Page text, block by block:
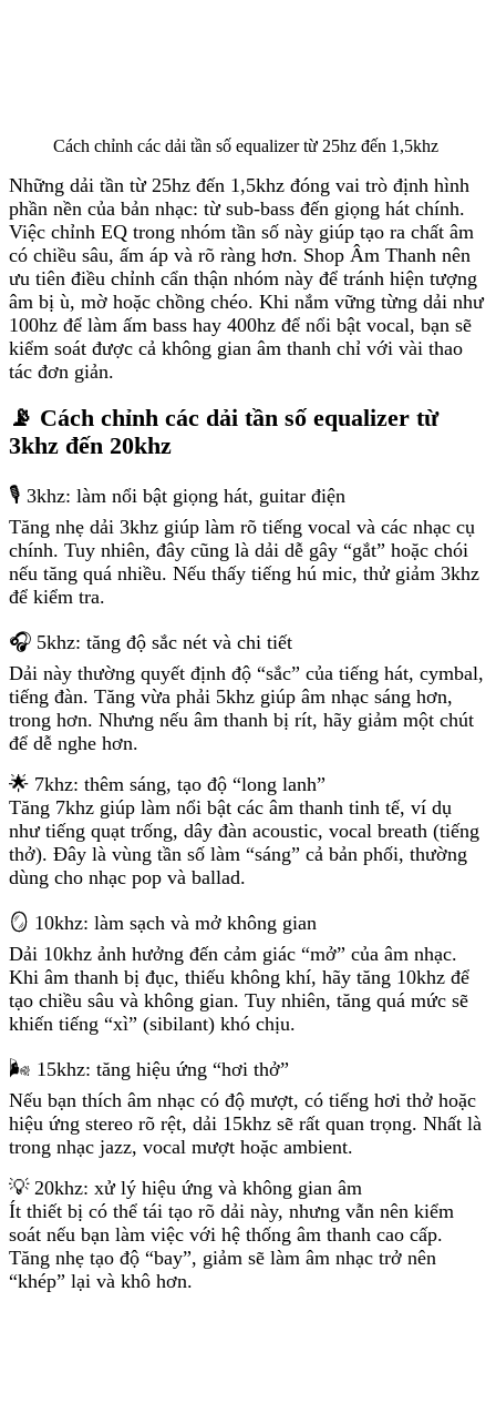
Cách chỉnh các dải tần số equalizer từ 25hz đến 1,5khz
Những dải tần từ 25hz đến 1,5khz đóng vai trò định hình
phần nền của bản nhạc: từ sub-bass đến giọng hát chính.
Việc chỉnh EQ trong nhóm tần số này giúp tạo ra chất âm
có chiều sâu, ấm áp và rõ ràng hơn. Shop Âm Thanh nên
ưu tiên điều chỉnh cẩn thận nhóm này để tránh hiện tượng
âm bị ù, mờ hoặc chồng chéo. Khi nắm vững từng dải như
100hz để làm ấm bass hay 400hz để nổi bật vocal, bạn sẽ
kiểm soát được cả không gian âm thanh chỉ với vài thao
tác đơn giản.
📡 Cách chỉnh các dải tần số equalizer từ
3khz đến 20khz
🎙️ 3khz: làm nổi bật giọng hát, guitar điện
Tăng nhẹ dải 3khz giúp làm rõ tiếng vocal và các nhạc cụ
chính. Tuy nhiên, đây cũng là dải dễ gây “gắt” hoặc chói
nếu tăng quá nhiều. Nếu thấy tiếng hú mic, thử giảm 3khz
để kiểm tra.
🎧 5khz: tăng độ sắc nét và chi tiết
Dải này thường quyết định độ “sắc” của tiếng hát, cymbal,
tiếng đàn. Tăng vừa phải 5khz giúp âm nhạc sáng hơn,
trong hơn. Nhưng nếu âm thanh bị rít, hãy giảm một chút
để dễ nghe hơn.
🌟 7khz: thêm sáng, tạo độ “long lanh”
Tăng 7khz giúp làm nổi bật các âm thanh tinh tế, ví dụ
như tiếng quạt trống, dây đàn acoustic, vocal breath (tiếng
thở). Đây là vùng tần số làm “sáng” cả bản phối, thường
dùng cho nhạc pop và ballad.
🪞 10khz: làm sạch và mở không gian
Dải 10khz ảnh hưởng đến cảm giác “mở” của âm nhạc.
Khi âm thanh bị đục, thiếu không khí, hãy tăng 10khz để
tạo chiều sâu và không gian. Tuy nhiên, tăng quá mức sẽ
khiến tiếng “xì” (sibilant) khó chịu.
🌬️ 15khz: tăng hiệu ứng “hơi thở”
Nếu bạn thích âm nhạc có độ mượt, có tiếng hơi thở hoặc
hiệu ứng stereo rõ rệt, dải 15khz sẽ rất quan trọng. Nhất là
trong nhạc jazz, vocal mượt hoặc ambient.
💡 20khz: xử lý hiệu ứng và không gian âm
Ít thiết bị có thể tái tạo rõ dải này, nhưng vẫn nên kiểm
soát nếu bạn làm việc với hệ thống âm thanh cao cấp.
Tăng nhẹ tạo độ “bay”, giảm sẽ làm âm nhạc trở nên
“khép” lại và khô hơn.